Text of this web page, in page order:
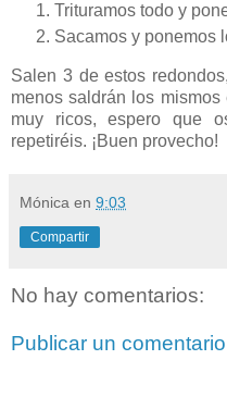
Trituramos todo y
Sacamos y ponemos
Salen 3 de estos
menos saldrán los
muy ricos, espero que
repetiréis. ¡Buen provecho!
Mónica en 9:03
Compartir
No hay comentarios:
Publicar un comentario